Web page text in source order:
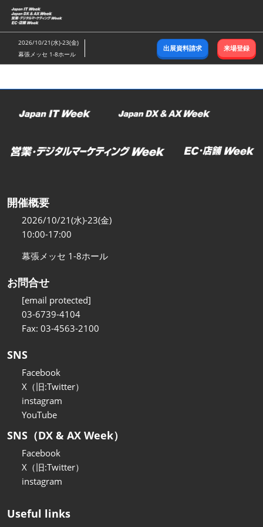
ス
キ
ッ
し
2026/10/21(水)-23(金)
幕張メッセ 1-8ホール
出展資料請求 来場登録
開催概要
2026/10/21(水)-23(金)
10:00-17:00
幕張メッセ 1-8ホール
お問合せ
[email protected]
03-6739-4104
Fax: 03-4563-2100
SNS
Facebook
X（旧:Twitter）
instagram
YouTube
SNS（DX & AX Week）
Facebook
X（旧:Twitter）
instagram
Useful links